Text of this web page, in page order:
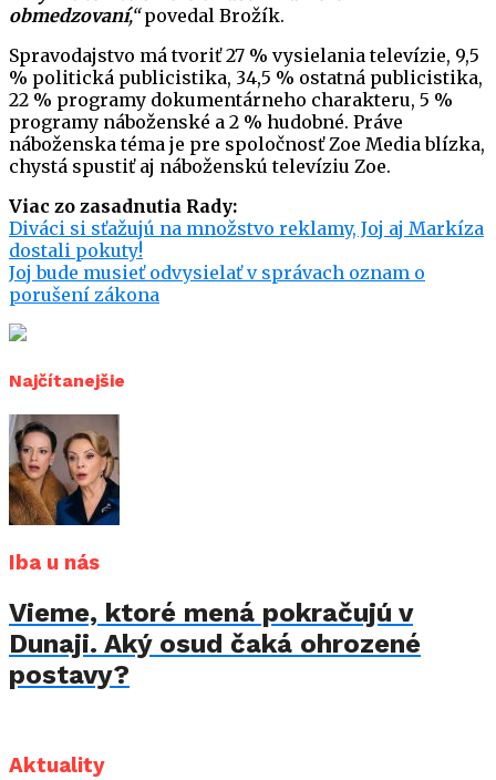
obmedzovaní,“povedal Brožík.
Spravodajstvo má tvoriť 27 % vysielania televízie, 9,5
% politická publicistika, 34,5 % ostatná publicistika,
22 % programy dokumentárneho charakteru, 5 %
programy náboženské a 2 % hudobné. Práve
náboženska téma je pre spoločnosť Zoe Media blízka,
chystá spustiť aj náboženskú televíziu Zoe.
Viac zo zasadnutia Rady:
Diváci si sťažujú na množstvo reklamy, Joj aj Markíza
dostali pokuty!
Joj bude musieť odvysielať v správach oznam o
porušení zákona
Najčítanejšie
Iba u nás
Vieme, ktoré mená pokračujú v
Dunaji. Aký osud čaká ohrozené
postavy?
Aktuality